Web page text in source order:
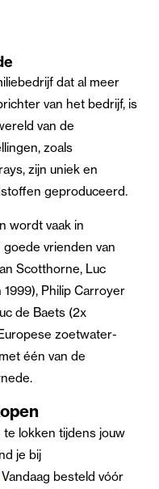
dat al meer
van het bedrijf, is
van de
zoals
zijn uniek en
geproduceerd.
wordt vaak in
vrienden van
Scotthorne, Luc
Philip Carroyer
de Baets (2x
zoetwater-
één van de
te lokken tijdens jouw
je bij
Vandaag besteld vóór